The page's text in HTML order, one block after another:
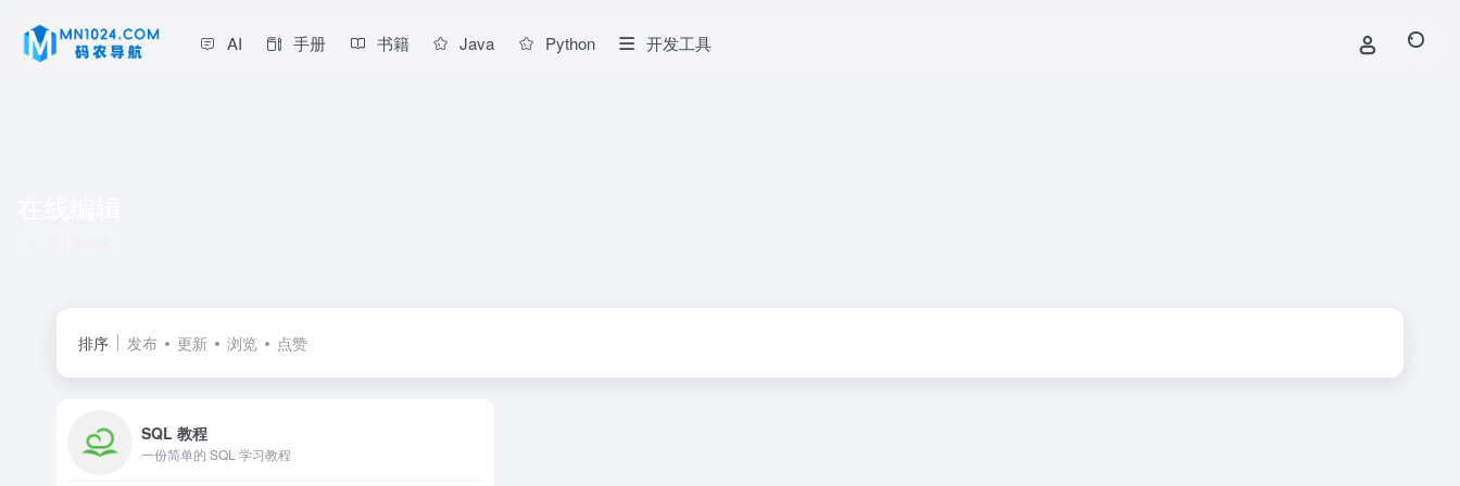
AI 手册 书籍 Java Python 开发工具
排序 发布 更新 浏览 点赞
SQL 教程
一份简单的 SQL 学习教程